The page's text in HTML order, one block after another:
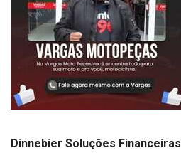
Dinnebier Soluções Financeiras